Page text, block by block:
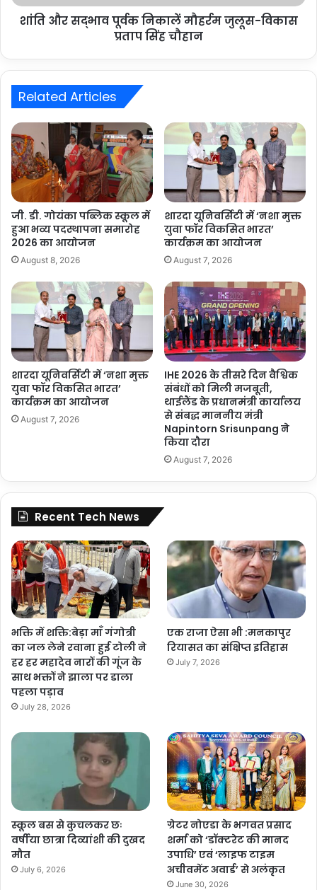
शांति और सद्भाव पूर्वक निकालें मौहर्रम जुलूस-विकास
प्रताप सिंह चौहान
Related Articles
जी. डी. गोयंका पब्लिक स्कूल में
हुआ भव्य पदस्थापना समारोह
2026 का आयोजन
August 8, 2026
शारदा यूनिवर्सिटी में ‘नशा मुक्त
युवा फॉर विकसित भारत’
कार्यक्रम का आयोजन
August 7, 2026
शारदा यूनिवर्सिटी में ‘नशा मुक्त
युवा फॉर विकसित भारत’
कार्यक्रम का आयोजन
August 7, 2026
IHE 2026 के तीसरे दिन वैश्विक
संबंधों को मिली मजबूती,
थाईलैंड के प्रधानमंत्री कार्यालय
से संबद्ध माननीय मंत्री
Napintorn Srisunpang ने
किया दौरा
August 7, 2026
Recent Tech News
भक्ति में शक्ति:बेड़ा माँ गंगोत्री
का जल लेने रवाना हुई टोली ने
हर हर महादेव नारों की गूंज के
साथ भक्तों ने झाला पर डाला
पहला पड़ाव
July 28, 2026
एक राजा ऐसा भी :मनकापुर
रियासत का संक्षिप्त इतिहास
July 7, 2026
स्कूल बस से कुचलकर छः
वर्षीया छात्रा दिव्यांशी की दुखद
मौत
July 6, 2026
ग्रेटर नोएडा के भगवत प्रसाद
शर्मा को ‘डॉक्टरेट की मानद
उपाधि’ एवं ‘लाइफ टाइम
अचीवमेंट अवार्ड’ से अलंकृत
June 30, 2026